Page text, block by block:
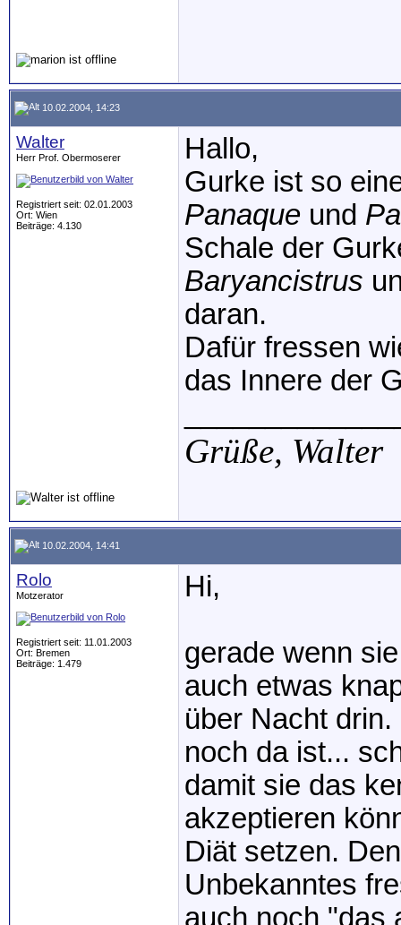
10.02.2004, 14:23
Walter
Herr Prof. Obermoserer
Registriert seit: 02.01.2003
Ort: Wien
Beiträge: 4.130
Hallo,
Gurke ist so
Panaque und
Schale der
Baryancistrus
daran.
Dafür fressen
das Innere der
Grüße, Walter
10.02.2004, 14:41
Rolo
Motzerator
Registriert seit: 11.01.2003
Ort: Bremen
Beiträge: 1.479
Hi,
gerade wenn
auch etwas
über Nacht
noch da ist...
damit sie das
akzeptieren
Diät setzen.
Unbekanntes
auch noch "das